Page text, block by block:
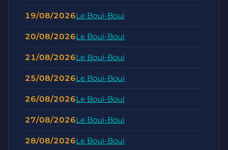
19/08/2026Le Boui-Boui
20/08/2026Le Boui-Boui
21/08/2026Le Boui-Boui
25/08/2026Le Boui-Boui
26/08/2026Le Boui-Boui
27/08/2026Le Boui-Boui
28/08/2026Le Boui-Boui